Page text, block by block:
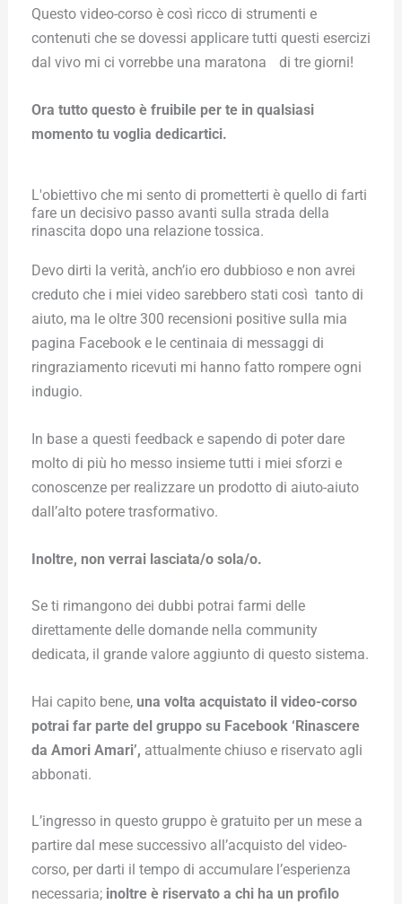
Questo video-corso è così ricco di strumenti e
contenuti che se dovessi applicare tutti questi esercizi
dal vivo mi ci vorrebbe una maratona di tre giorni!
Ora tutto questo è fruibile per te in qualsiasi
momento tu voglia dedicartici.
L'obiettivo che mi sento di prometterti è quello di farti
fare un decisivo passo avanti sulla strada della
rinascita dopo una relazione tossica.
Devo dirti la verità, anch’io ero dubbioso e non avrei
creduto che i miei video sarebbero stati così tanto di
aiuto, ma le oltre 300 recensioni positive sulla mia
pagina Facebook e le centinaia di messaggi di
ringraziamento ricevuti mi hanno fatto rompere ogni
indugio.
In base a questi feedback e sapendo di poter dare
molto di più ho messo insieme tutti i miei sforzi e
conoscenze per realizzare un prodotto di aiuto-aiuto
dall’alto potere trasformativo.
Inoltre, non verrai lasciata/o sola/o.
Se ti rimangono dei dubbi potrai farmi delle
direttamente delle domande nella community
dedicata, il grande valore aggiunto di questo sistema.
Hai capito bene, una volta acquistato il video-corso
potrai far parte del gruppo su Facebook ‘Rinascere
da Amori Amari’, attualmente chiuso e riservato agli
abbonati.
L’ingresso in questo gruppo è gratuito per un mese a
partire dal mese successivo all’acquisto del video-
corso, per darti il tempo di accumulare l’esperienza
necessaria; inoltre è riservato a chi ha un profilo